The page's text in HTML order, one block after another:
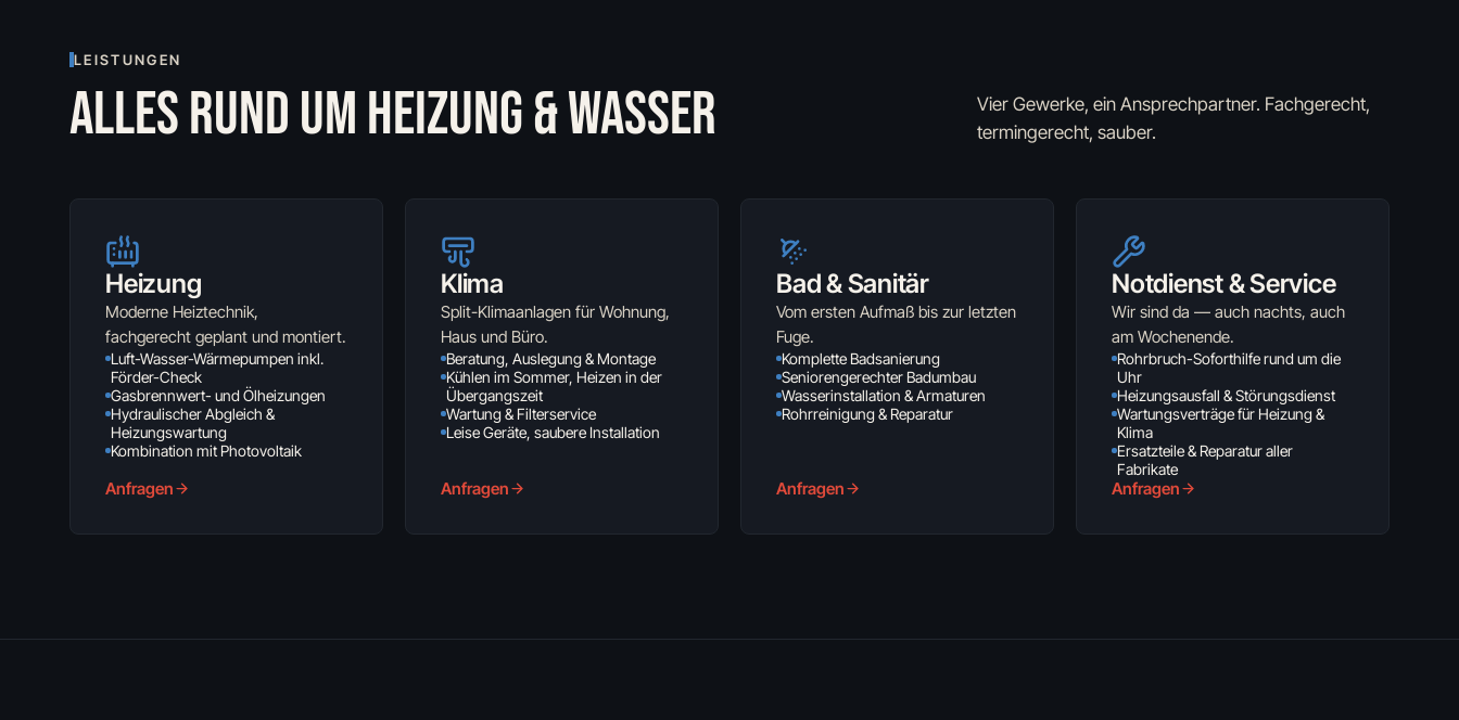
LEISTUNGEN
ALLES RUND UM HEIZUNG & WASSER
Vier Gewerke, ein Ansprechpartner. Fachgerecht,
termingerecht, sauber.
Heizung
Moderne Heiztechnik,
fachgerecht geplant und montiert.
Luft-Wasser-Wärmepumpen inkl.
Förder-Check
Gasbrennwert- und Ölheizungen
Hydraulischer Abgleich &
Heizungswartung
Kombination mit Photovoltaik
Anfragen
Klima
Split-Klimaanlagen für Wohnung,
Haus und Büro.
Beratung, Auslegung & Montage
Kühlen im Sommer, Heizen in der
Übergangszeit
Wartung & Filterservice
Leise Geräte, saubere Installation
Anfragen
Bad & Sanitär
Vom ersten Aufmaß bis zur letzten
Fuge.
Komplette Badsanierung
Seniorengerechter Badumbau
Wasserinstallation & Armaturen
Rohrreinigung & Reparatur
Anfragen
Notdienst & Service
Wir sind da — auch nachts, auch
am Wochenende.
Rohrbruch-Soforthilfe rund um die
Uhr
Heizungsausfall & Störungsdienst
Wartungsverträge für Heizung &
Klima
Ersatzteile & Reparatur aller
Fabrikate
Anfragen